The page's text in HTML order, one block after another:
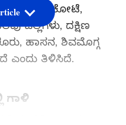
ಬಾಗಲಕೋಟೆ,
ಜಿಲ್ಲೆಗಳು, ದಕ್ಷಿಣ
ಹಾಸನ, ಶಿವಮೊಗ್ಗ
ಎಂದು ತಿಳಿಸಿದೆ.
ಗಾಳಿ